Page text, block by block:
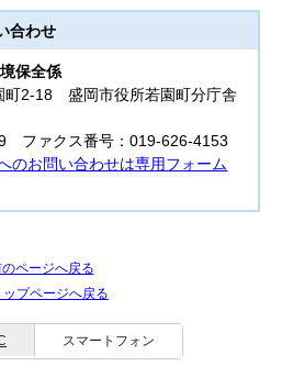
合わせ
保全係
2-18 盛岡市役所若園町分庁舎
ファクス番号：019-626-4153
お問い合わせは専用フォーム
ページへ戻る
ップページへ戻る
スマートフォン